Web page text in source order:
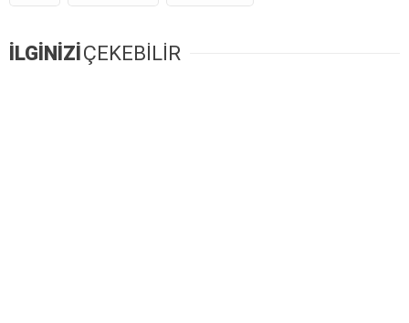
İLGİNİZİÇEKEBİLİR